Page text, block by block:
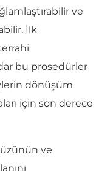
ve
İlk
bu prosedürler
dönüşüm
için son derece
ve